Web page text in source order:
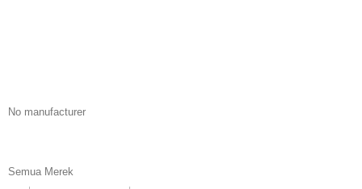
No manufacturer
Semua Merek